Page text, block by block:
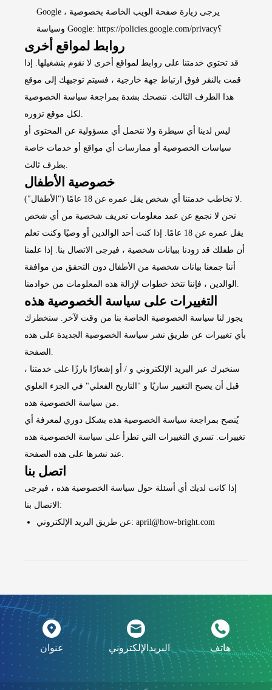
Google ، يرجى زيارة صفحة الويب الخاصة بخصوصية
وسياسة Google:
https://policies.google.com/privacy؟
روابط لمواقع أخرى
قد تحتوي خدمتنا على روابط لمواقع أخرى لا نقوم بتشغيلها. إذا
قمت بالنقر فوق ارتباط جهة خارجية ، فسيتم توجيهك إلى موقع
هذا الطرف الثالث. ننصحك بشدة بمراجعة سياسة الخصوصية
لكل موقع تزوره.
ليس لدينا أي سيطرة ولا نتحمل أي مسؤولية عن المحتوى أو
سياسات الخصوصية أو ممارسات أي مواقع أو خدمات خاصة
بطرف ثالث.
خصوصية الأطفال
لا تخاطب خدمتنا أي شخص يقل عمره عن 18 عامًا ("الأطفال").
نحن لا نجمع عن عمد معلومات تعريف شخصية من أي شخص
يقل عمره عن 18 عامًا. إذا كنت أحد الوالدين أو وصيًا وكنت تعلم
أن طفلك قد زودنا ببيانات شخصية ، فيرجى الاتصال بنا. إذا علمنا
أننا جمعنا بيانات شخصية من الأطفال دون التحقق من موافقة
الوالدين ، فإننا نتخذ خطوات لإزالة هذه المعلومات من خوادمنا.
التغييرات على سياسة الخصوصية هذه
يجوز لنا سياسة الخصوصية الخاصة بنا من وقت لآخر. سنخطرك
بأي تغييرات عن طريق نشر سياسة الخصوصية الجديدة على هذه
الصفحة.
سنخبرك عبر البريد الإلكتروني و / أو إشعارًا بارزًا على خدمتنا ،
قبل أن يصبح التغيير ساريًا و "التاريخ الفعلي" في الجزء العلوي
من سياسة الخصوصية هذه.
يُنصح بمراجعة سياسة الخصوصية هذه بشكل دوري لمعرفة أي
تغييرات. تسري التغييرات التي تطرأ على سياسة الخصوصية هذه
عند نشرها على هذه الصفحة.
اتصل بنا
إذا كانت لديك أي أسئلة حول سياسة الخصوصية هذه ، فيرجى
الاتصال بنا:
عن طريق البريد الإلكتروني: april@how-bright.com
عنوان البريدالإلكتروني هاتف